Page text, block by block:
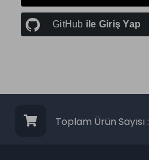
GitHub ile Giriş Yap
Toplam Ürün Sayısı :